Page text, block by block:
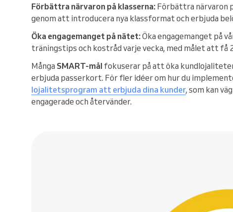
Förbättra närvaron på klasserna: Förbättra närvaron
genom att introducera nya klassformat och erbjuda
Öka engagemanget på nätet:Öka engagemanget på
träningstips och kostråd varje vecka, med målet att
Många SMART-mål fokuserar på att öka
erbjuda passerkort. För fler idéer om hur du
lojalitetsprogram att erbjuda dina kunder, som kan
engagerade och återvänder.